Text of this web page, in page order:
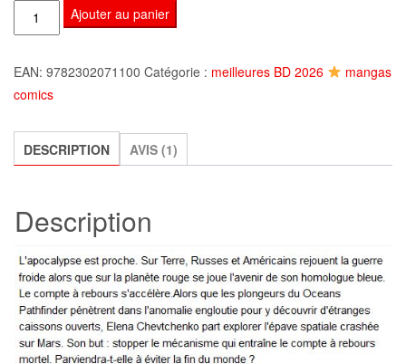
quantité
de
Mons
-
:
Bec
et
Raffaele
Ajouter au panier
EAN: 9782302071100 Catégorie : meilleures BD 2026
mangas
comics
DESCRIPTION AVIS (1)
Description